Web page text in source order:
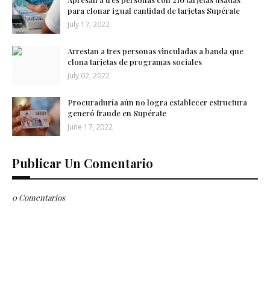
para clonar igual cantidad de tarjetas Supérate
July 17, 2022
Arrestan a tres personas vinculadas a banda que
clona tarjetas de programas sociales
July 02, 2022
Procuraduría aún no logra establecer estructura
generó fraude en Supérate
June 17, 2022
Publicar Un Comentario
0 Comentarios